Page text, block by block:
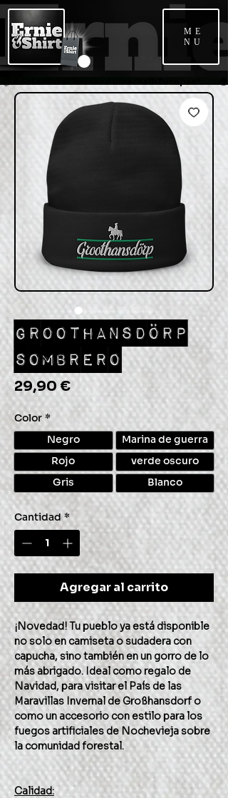
ME
NU
GROOTHANSDÖRP
SOMBRERO
29,90 €Precio
Color *
Negro Marina de guerra
Rojo verde oscuro
Gris Blanco
Cantidad *
Agregar al carrito
¡Novedad! Tu pueblo ya está disponible
no solo en camiseta o sudadera con
capucha, sino también en un gorro de lo
más abrigado. Ideal como regalo de
Navidad, para visitar el País de las
Maravillas Invernal de Großhansdorf o
como un accesorio con estilo para los
fuegos artificiales de Nochevieja sobre
la comunidad forestal.
Calidad: